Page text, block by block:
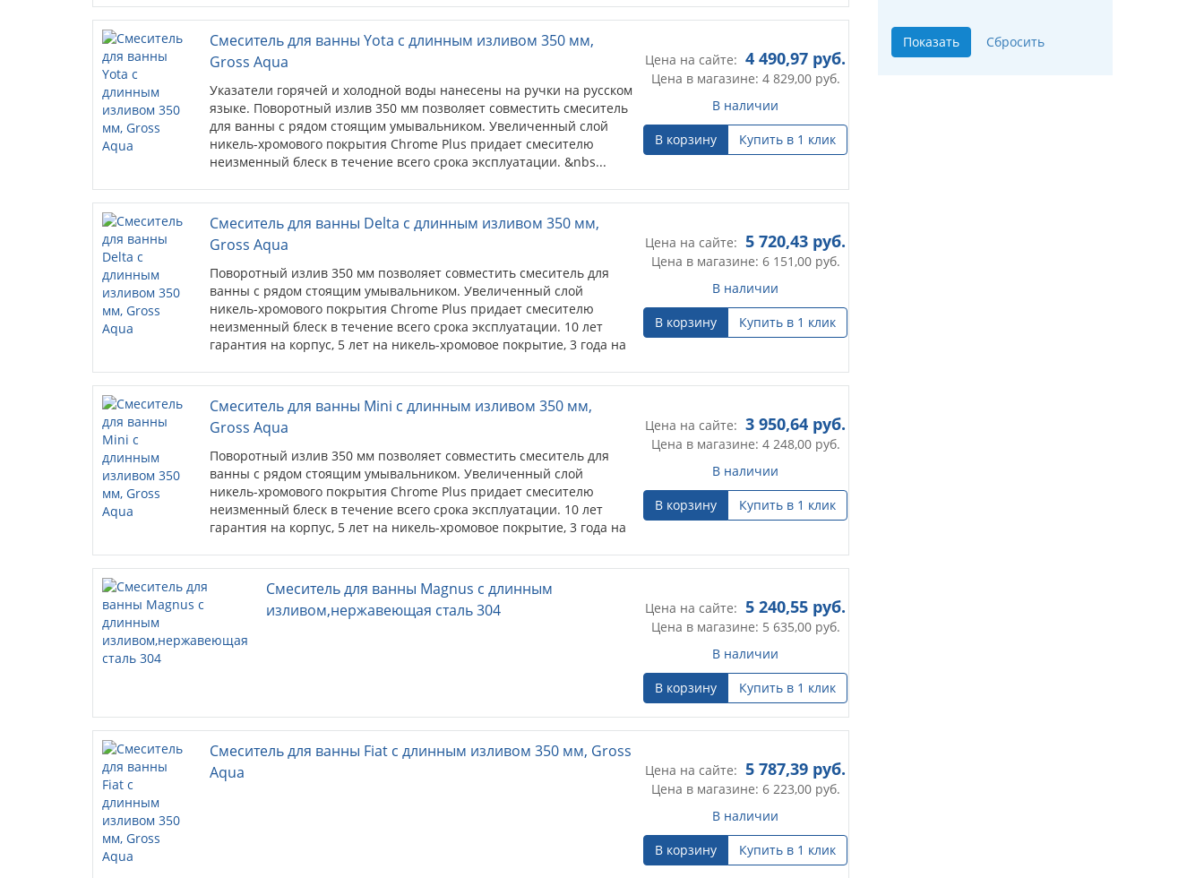
Смеситель для ванны Yota с длинным изливом 350 мм,
Gross Aqua
Указатели горячей и холодной воды нанесены на ручки на русском
языке. Поворотный излив 350 мм позволяет совместить смеситель
для ванны с рядом стоящим умывальником. Увеличенный слой
никель-хромового покрытия Chrome Plus придает смесителю
неизменный блеск в течение всего срока эксплуатации. &nbs...
Цена на сайте: 4 490,97 руб.
Цена в магазине: 4 829,00руб.
В наличии
В корзину
Купить в 1 клик
Смеситель для ванны Delta с длинным изливом 350 мм,
Gross Aqua
Поворотный излив 350 мм позволяет совместить смеситель для
ванны с рядом стоящим умывальником. Увеличенный слой
никель-хромового покрытия Chrome Plus придает смесителю
неизменный блеск в течение всего срока эксплуатации. 10 лет
гарантия на корпус, 5 лет на никель-хромовое покрытие, 3 года на
Цена на сайте: 5 720,43 руб.
Цена в магазине: 6 151,00руб.
В наличии
В корзину
Купить в 1 клик
Смеситель для ванны Mini с длинным изливом 350 мм,
Gross Aqua
Поворотный излив 350 мм позволяет совместить смеситель для
ванны с рядом стоящим умывальником. Увеличенный слой
никель-хромового покрытия Chrome Plus придает смесителю
неизменный блеск в течение всего срока эксплуатации. 10 лет
гарантия на корпус, 5 лет на никель-хромовое покрытие, 3 года на
Цена на сайте: 3 950,64 руб.
Цена в магазине: 4 248,00руб.
В наличии
В корзину
Купить в 1 клик
Смеситель для ванны Magnus с длинным
изливом,нержавеющая сталь 304
Цена на сайте: 5 240,55 руб.
Цена в магазине: 5 635,00руб.
В наличии
В корзину
Купить в 1 клик
Смеситель для ванны Fiat с длинным изливом 350 мм, Gross
Aqua
Цена на сайте: 5 787,39 руб.
Цена в магазине: 6 223,00руб.
В наличии
В корзину
Купить в 1 клик